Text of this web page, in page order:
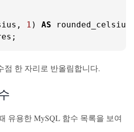
1 ) AS
점 한 자리로 반올림합니다.
유용한 MySQL 함수 목록을 보여